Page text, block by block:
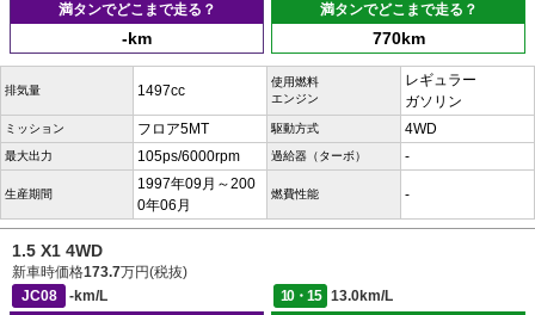
満タンでどこまで走る？
-km
満タンでどこまで走る？
770km
排気量 1497cc
使用燃料
エンジン
レギュラー
ガソリン
ミッション フロア5MT 駆動方式 4WD
最大出力 105ps/6000rpm 過給器（ターボ） -
生産期間
1997年09月～200
0年06月
燃費性能 -
1.5 X1 4WD
新車時価格173.7万円(税抜)
JC08
-km/L 10・15
13.0km/L